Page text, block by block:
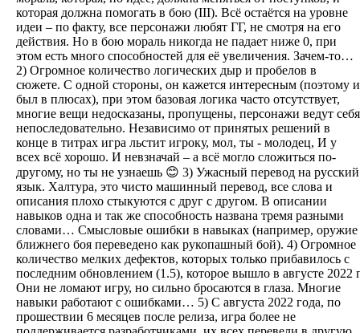
которая должна помогать в бою (III). Всё остаётся на уровне
идеи – по факту, все персонажи любят ГГ, не смотря на его
действия. Но в бою мораль никогда не падает ниже 0, при
этом есть много способностей для её увеличения. Зачем-то…
2) Огромное количество логических дыр и пробелов в
сюжете. С одной стороны, он кажется интересным (поэтому и
был в плюсах), при этом базовая логика часто отсутствует,
многие вещи недосказаны, пропущены, персонажи ведут себя
непоследовательно. Независимо от принятых решений в
конце в титрах игра льстит игроку, мол, ты - молодец, И у
всех всё хорошо. И невзначай – а всё могло сложиться по-
другому, но ты не узнаешь 😊 3) Ужасный перевод на русский
язык. Халтура, это чисто машинный перевод, все слова и
описания плохо стыкуются с друг с другом. В описании
навыков одна и так же способность названа тремя разными
словами… Смысловые ошибки в навыках (например, оружие
ближнего боя переведено как рукопашный бой). 4) Огромное
количество мелких дефектов, которых только прибавилось с
последним обновлением (1.5), которое вышло в августе 2022
Они не ломают игру, но сильно бросаются в глаза. Многие
навыки работают с ошибками… 5) С августа 2022 года, по
прошествии 6 месяцев после релиза, игра более не